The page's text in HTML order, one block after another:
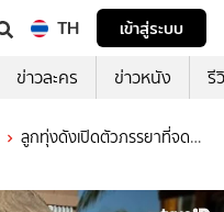
TH
เข้าสู่ระบบ
ข่าวละคร ข่าวหนัง รี
ลูกทุ่งดังเปิดตัวภรรยาที่จด